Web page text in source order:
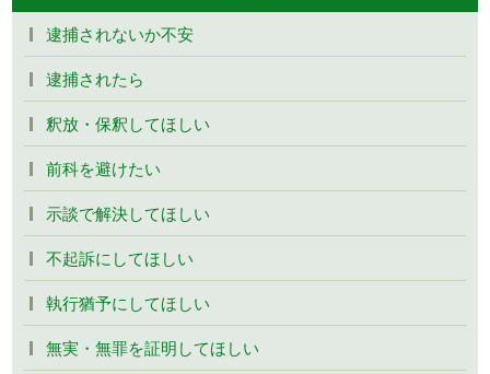
逮捕されないか不安
逮捕されたら
釈放・保釈してほしい
前科を避けたい
示談で解決してほしい
不起訴にしてほしい
執行猶予にしてほしい
無実・無罪を証明してほしい